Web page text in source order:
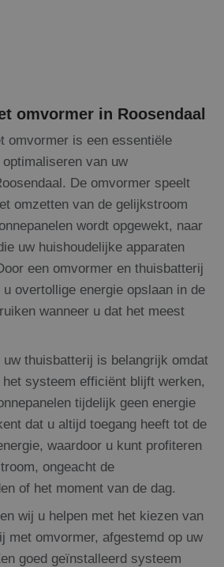
omvormer in Roosendaal
omvormer is een essentiële
van uw
De omvormer speelt
omzetten van de gelijkstroom
wordt opgewekt, naar
uw huishoudelijke apparaten
een omvormer en thuisbatterij
overtollige energie opslaan in de
wanneer u dat het meest
thuisbatterij is belangrijk omdat
systeem efficiënt blijft werken,
tijdelijk geen energie
dat u altijd toegang heeft tot de
waardoor u kunt profiteren
ongeacht de
of het moment van de dag.
wij u helpen met het kiezen van
met omvormer, afgestemd op uw
goed geïnstalleerd systeem